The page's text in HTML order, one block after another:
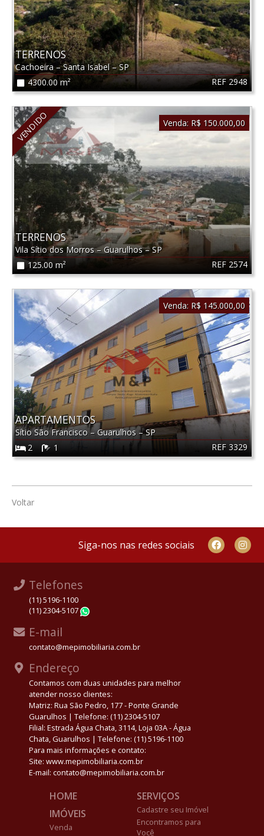
REF 2948
TERRENOS
Cachoeira–Santa Isabel–SP
4300.00 m²
VENDIDO
REF 2574
TERRENOS
Vila Sítio dos Morros–Guarulhos–SP
125.00 m²
Venda: R$ 150.000,00
REF 3329
APARTAMENTOS
Sítio São Francisco –Guarulhos–SP
2
1
Venda: R$ 145.000,00
Voltar
Siga-nos nas redes sociais
Telefones
(11) 5196-1100
(11) 2304-5107
E-mail
contato@mepimobiliaria.com.br
Endereço
Contamos com duas unidades para melhor
atender nosso clientes:
Matriz: Rua São Pedro, 177 - Ponte Grande
Guarulhos | Telefone: (11) 2304-5107
Filial: Estrada Água Chata, 3114, Loja 03A - Água
Chata, Guarulhos | Telefone: (11) 5196-1100
Para mais informações e contato:
Site: www.mepimobiliaria.com.br
E-mail: contato@mepimobiliaria.com.br
HOME
IMÓVEIS
Venda
SERVIÇOS
Cadastre seu Imóvel
Encontramos para
Você